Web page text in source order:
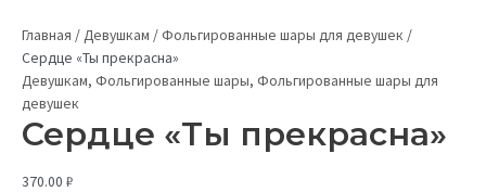
Главная /Девушкам /Фольгированные шары для девушек /
Сердце «Ты прекрасна»
Девушкам, Фольгированные шары, Фольгированные шары для
девушек
Сердце «Ты прекрасна»
370.00 ₽